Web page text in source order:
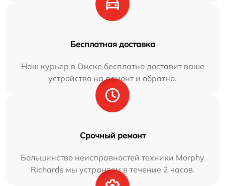
Бесплатная доставка
Наш курьер в Омске бесплатно доставит ваше
устройство на ремонт и обратно.
Срочный ремонт
Большинство неисправностей техники Morphy
Richards мы устраняем в течение 2 часов.